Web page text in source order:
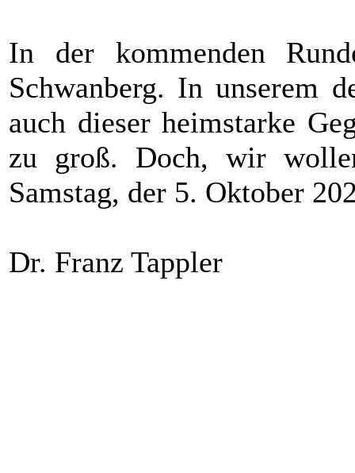
In der kommenden
Schwanberg. In unserem
auch dieser heimstarke
zu groß. Doch, wir
Samstag, der 5. Oktober
Dr. Franz Tappler